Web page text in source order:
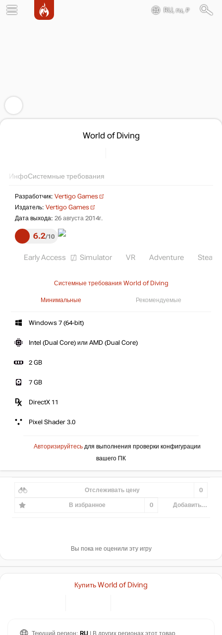
RU, ru, ₽
World of Diving
ИнфоСистемные требования
Разработчик: Vertigo Games
Издатель: Vertigo Games
Дата выхода: 26 августа 2014г.
6.2 10
Early Access Simulator VR Adventure Steam
Системные требования World of Diving
Минимальные Рекомендуемые
Windows 7 (64-bit)
Intel (Dual Core) или AMD (Dual Core)
2 GB
7 GB
DirectX 11
Pixel Shader 3.0
Авторизируйтесь для выполнения проверки конфигурации
вашего ПК
Отслеживать цену 0
В избранное 0 Добавить...
Вы пока не оценили эту игру
Купить World of Diving
Текущий регион: RU | В других регионах этот товар